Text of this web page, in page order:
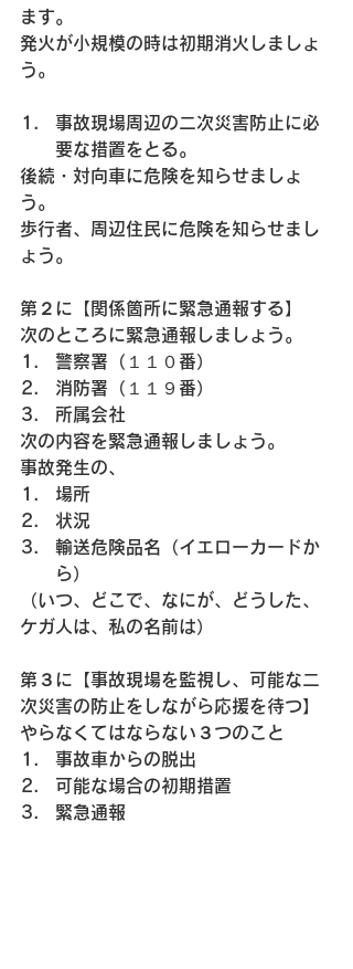
ます。
発火が小規模の時は初期消火しましょ
う。
事故現場周辺の二次災害防止に必
要な措置をとる。
後続・対向車に危険を知らせましょ
う。
歩行者、周辺住民に危険を知らせまし
ょう。
第２に【関係箇所に緊急通報する】
次のところに緊急通報しましょう。
警察署（１１０番）
消防署（１１９番）
所属会社
次の内容を緊急通報しましょう。
事故発生の、
場所
状況
輸送危険品名（イエローカードか
ら）
（いつ、どこで、なにが、どうした、
ケガ人は、私の名前は）
第３に【事故現場を監視し、可能な二
次災害の防止をしながら応援を待つ】
やらなくてはならない３つのこと
事故車からの脱出
可能な場合の初期措置
緊急通報